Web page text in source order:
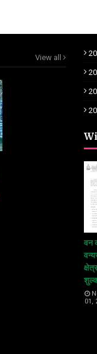
View all
वन
01,